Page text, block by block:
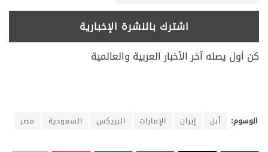
كن أول يصله آخر الأخبار العربية والعالمية
الوسوم: أبل إيران الإمارات البريكس السعودية مصر